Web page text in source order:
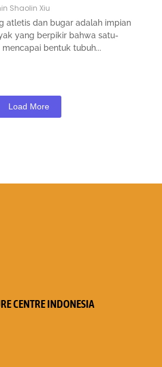
Shaolin Xiu
atletis dan bugar adalah impian
yang berpikir bahwa satu-
bentuk tubuh...
Load More
CENTRE INDONESIA